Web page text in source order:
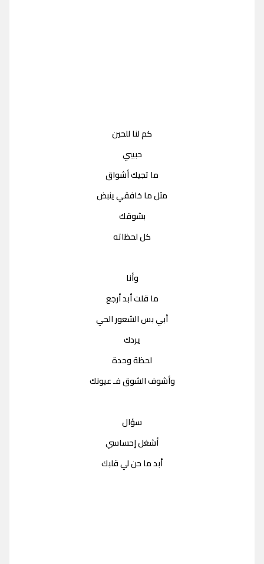
كم لنا للحين
حبيبي
ما تجيك أشواق
مثل ما خافقي ينبض
بشوقك
كل لحظاته
وأنا
ما قلت أبد أرجع
أبي بس الشعور الحي
يردك
لحظة وحدة
وأشوف الشوق فـ عيونك
سؤال
أشغل إحساسي
أبد ما حن لي قلبك